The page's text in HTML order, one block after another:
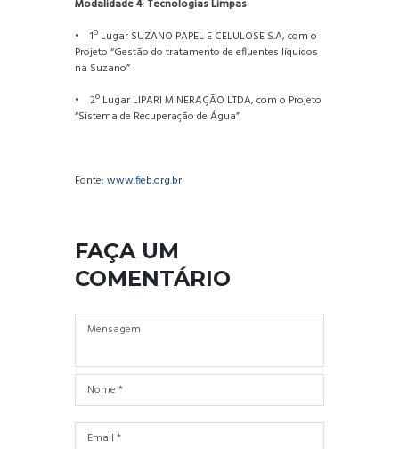
Modalidade 4: Tecnologias Limpas
• 1º Lugar SUZANO PAPEL E CELULOSE S.A, com o
Projeto “Gestão do tratamento de efluentes líquidos
na Suzano”
• 2º Lugar LIPARI MINERAÇÃO LTDA, com o Projeto
“Sistema de Recuperação de Água”
Fonte: www.fieb.org.br
FAÇA UM
COMENTÁRIO